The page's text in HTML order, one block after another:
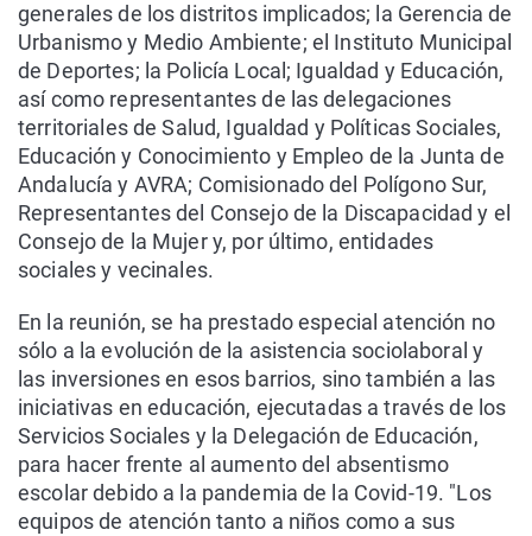
generales de los distritos implicados; la Gerencia de
Urbanismo y Medio Ambiente; el Instituto Municipal
de Deportes; la Policía Local; Igualdad y Educación,
así como representantes de las delegaciones
territoriales de Salud, Igualdad y Políticas Sociales,
Educación y Conocimiento y Empleo de la Junta de
Andalucía y AVRA; Comisionado del Polígono Sur,
Representantes del Consejo de la Discapacidad y el
Consejo de la Mujer y, por último, entidades
sociales y vecinales.
En la reunión, se ha prestado especial atención no
sólo a la evolución de la asistencia sociolaboral y
las inversiones en esos barrios, sino también a las
iniciativas en educación, ejecutadas a través de los
Servicios Sociales y la Delegación de Educación,
para hacer frente al aumento del absentismo
escolar debido a la pandemia de la Covid-19. "Los
equipos de atención tanto a niños como a sus